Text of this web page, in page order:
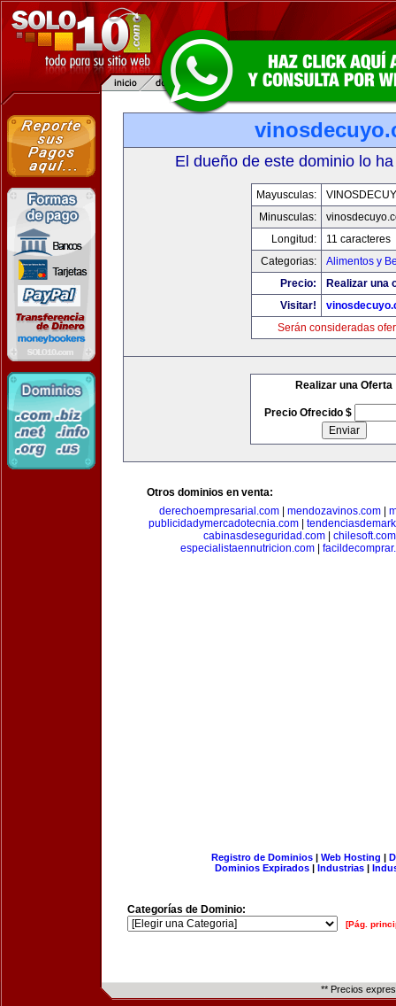
El dueño de este dominio lo
Mayusculas:
Minusculas:
Longitud:
11 caracteres
Categorias:
Alimentos y
Precio:
Realizar una
Visitar!
Serán consideradas
Realizar una Oferta
Precio Ofrecido $
Otros dominios en venta:
derechoempresarial.com
mendozavinos.com
publicidadymercadotecnia.com|
cabinasdeseguridad.com| chilesoft.com
especialistaennutricion.com|
Registro de Dominios| Web Hosting |
Dominios Expirados | Industrias |
Categorías de Dominio:
[Pág.
** Precios